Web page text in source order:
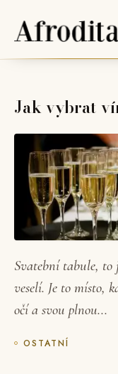
Jak vybrat
Svatební tabule, to
veselí. Je to místo,
očí a svou plnou...
OSTATNÍ